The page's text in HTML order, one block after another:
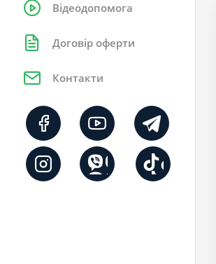
Відеодопомога
Договір оферти
Контакти